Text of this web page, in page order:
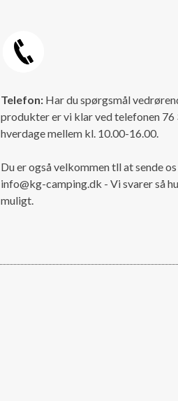
Telefon: Har du spørgsmål
produkter er vi klar ved telefonen 76
hverdage mellem kl. 10.00-16.00.
Du er også velkommen tll at sende
info@kg-camping.dk - Vi svarer så
muligt.